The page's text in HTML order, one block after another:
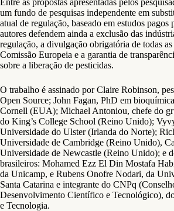
Entre as propostas apresentadas pelos
um fundo de pesquisas independente em
atual de regulação, baseado em estudos pagos
autores defendem ainda a exclusão das
regulação, a divulgação obrigatória de todas
Comissão Europeia e a garantia de
sobre a liberação de pesticidas.
O trabalho é assinado por Claire Robinson,
Open Source; John Fagan, PhD em
Cornell (EUA); Michael Antoniou, chefe do
do King’s College School (Reino Unido);
Universidade do Ulster (Irlanda do Norte);
Universidade de Cambridge (Reino Unido),
Universidade de Newcastle (Reino Unido); e
brasileiros: Mohamed Ezz El Din Mostafa
da Unicamp, e Rubens Onofre Nodari, da
Santa Catarina e integrante do CNPq
Desenvolvimento Científico e Tecnológico),
e Tecnologia.